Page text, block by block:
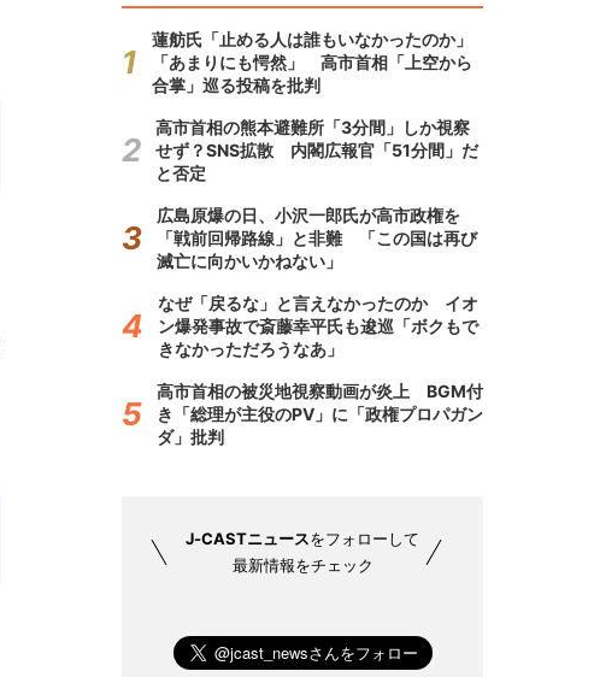
蓮舫氏「止める人は誰もいなかったのか」
「あまりにも愕然」 高市首相「上空から
合掌」巡る投稿を批判
高市首相の熊本避難所「3分間」しか視察
せず？SNS拡散 内閣広報官「51分間」だ
と否定
広島原爆の日、小沢一郎氏が高市政権を
「戦前回帰路線」と非難 「この国は再び
滅亡に向かいかねない」
なぜ「戻るな」と言えなかったのか イオ
ン爆発事故で斎藤幸平氏も逡巡「ボクもで
きなかっただろうなあ」
高市首相の被災地視察動画が炎上 BGM付
き「総理が主役のPV」に「政権プロパガン
ダ」批判
J-CASTニュースをフォローして
最新情報をチェック